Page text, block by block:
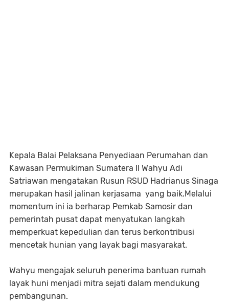
Kepala Balai Pelaksana Penyediaan Perumahan dan
Kawasan Permukiman Sumatera II Wahyu Adi
Satriawan mengatakan Rusun RSUD Hadrianus Sinaga
merupakan hasil jalinan kerjasama yang baik.Melalui
momentum ini ia berharap Pemkab Samosir dan
pemerintah pusat dapat menyatukan langkah
memperkuat kepedulian dan terus berkontribusi
mencetak hunian yang layak bagi masyarakat.
Wahyu mengajak seluruh penerima bantuan rumah
layak huni menjadi mitra sejati dalam mendukung
pembangunan.